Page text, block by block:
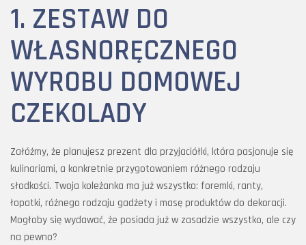
1. ZESTAW DO
WŁASNORĘCZNEGO
WYROBU DOMOWEJ
CZEKOLADY
Załóżmy, że planujesz prezent dla przyjaciółki, która pasjonuje się
kulinariami, a konkretnie przygotowaniem różnego rodzaju
słodkości. Twoja koleżanka ma już wszystko: foremki, ranty,
łopatki, różnego rodzaju gadżety i masę produktów do dekoracji.
Mogłoby się wydawać, że posiada już w zasadzie wszystko, ale czy
na pewno?